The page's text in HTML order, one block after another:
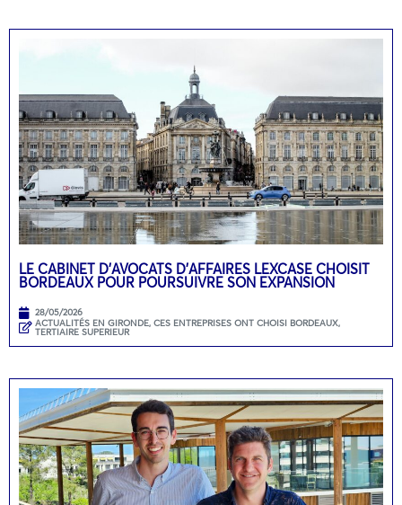
LE CABINET D’AVOCATS D’AFFAIRES LEXCASE CHOISIT
BORDEAUX POUR POURSUIVRE SON EXPANSION
28/05/2026
ACTUALITÉS EN GIRONDE, CES ENTREPRISES ONT CHOISI BORDEAUX,
TERTIAIRE SUPERIEUR